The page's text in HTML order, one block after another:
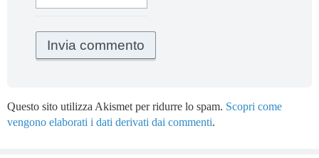
Questo sito utilizza Akismet per ridurre lo spam. Scopri come
vengono elaborati i dati derivati dai commenti.